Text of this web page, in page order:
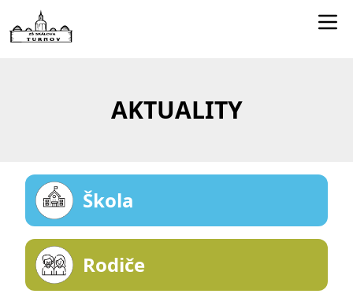
Kontakty
AKTUALITY
Škola
Rodiče